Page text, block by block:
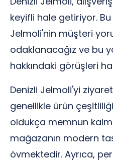
keyifli hale getiriyor.
Jelmoli'nin müşteri
odaklanacağız ve bu
hakkındaki görüşleri
Denizli Jelmoli'yi
genellikle ürün
oldukça memnun
mağazanın modern
övmektedir. Ayrıca,